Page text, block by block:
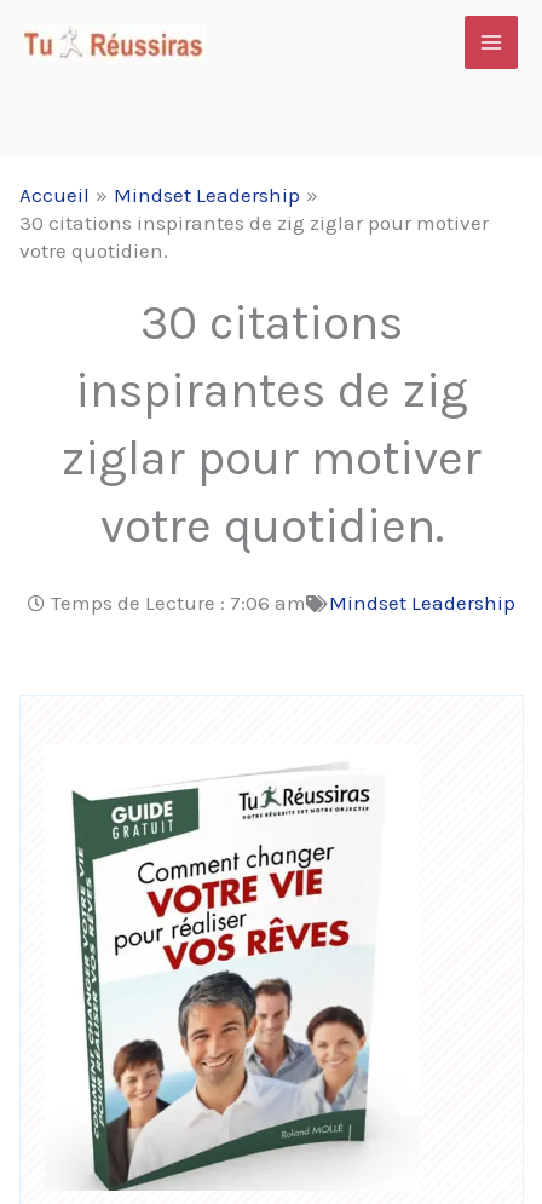
Accueil
Mindset Leadership
30 citations inspirantes de zig ziglar pour motiver
votre quotidien.
30 citations
inspirantes de zig
ziglar pour motiver
votre quotidien.
Temps de Lecture : 7:06 am Mindset Leadership